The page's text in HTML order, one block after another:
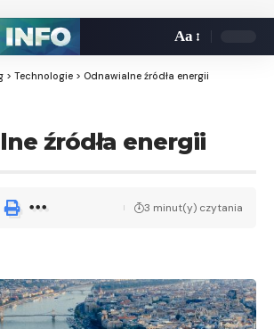
Aa
> Technologie > Odnawialne źródła energii
źródła energii
3 minut(y) czytania